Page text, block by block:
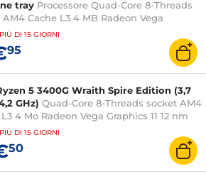
tray Processore Quad-Core 8-Threads
Cache L3 4 MB Radeon Vega
11 12 nm TDP 65W (versione tray senza
- garanzia del produttore 3 anni)
PIÙ DI 15 GIORNI
95
5 3400G Wraith Spire Edition (3,7
GHz) Quad-Core 8-Threads socket AM4
4 Mo Radeon Vega Graphics 11 12 nm
con sistema di raffreddamento
in scatola - 3 anni di garanzia del
PIÙ DI 15 GIORNI
50